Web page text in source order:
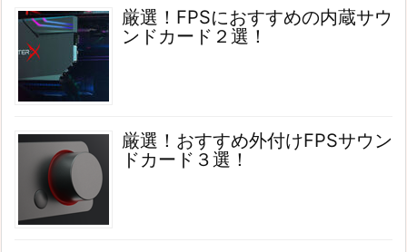
厳選！FPSにおすすめの内蔵サウ
ンドカード２選！
厳選！おすすめ外付けFPSサウン
ドカード３選！